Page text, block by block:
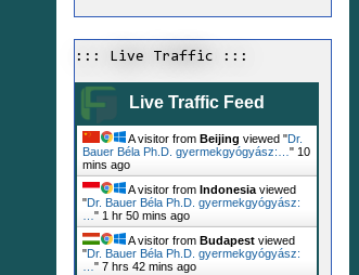
::: Live Traffic :::
Live Traffic Feed
A visitor from Beijing viewed "Dr.
Bauer Béla Ph.D. gyermekgyógyász:… " 10
mins ago
A visitor from Indonesia viewed
"Dr. Bauer Béla Ph.D. gyermekgyógyász:
" 1 hr 50 mins ago
A visitor from Budapest viewed
"Dr. Bauer Béla Ph.D. gyermekgyógyász:
" 7 hrs 42 mins ago